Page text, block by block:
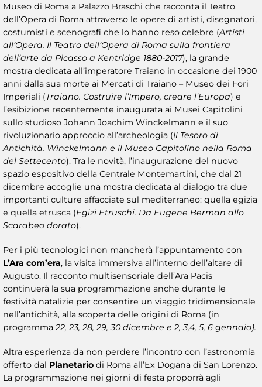
Museo di Roma a Palazzo Braschi che racconta il Teatro
dell’Opera di Roma attraverso le opere di artisti, disegnatori,
costumisti e scenografi che lo hanno reso celebre (Artisti
all’Opera. Il Teatro dell’Opera di Roma sulla frontiera
dell’arte da Picasso a Kentridge 1880-2017), la grande
mostra dedicata all’imperatore Traiano in occasione dei 1900
anni dalla sua morte ai Mercati di Traiano – Museo dei Fori
Imperiali (Traiano. Costruire l’Impero, creare l’Europa) e
l’esibizione recentemente inaugurata ai Musei Capitolini
sullo studioso Johann Joachim Winckelmann e il suo
rivoluzionario approccio all’archeologia (Il Tesoro di
Antichità. Winckelmann e il Museo Capitolino nella Roma
del Settecento). Tra le novità, l’inaugurazione del nuovo
spazio espositivo della Centrale Montemartini, che dal 21
dicembre accoglie una mostra dedicata al dialogo tra due
importanti culture affacciate sul mediterraneo: quella egizia
e quella etrusca (Egizi Etruschi. Da Eugene Berman allo
Scarabeo dorato).
Per i più tecnologici non mancherà l’appuntamento con
L’Ara com’era, la visita immersiva all’interno dell’altare di
Augusto. Il racconto multisensoriale dell’Ara Pacis
continuerà la sua programmazione anche durante le
festività natalizie per consentire un viaggio tridimensionale
nell’antichità, alla scoperta delle origini di Roma (in
programma 22, 23, 28, 29, 30 dicembre e 2, 3,4, 5, 6 gennaio).
Altra esperienza da non perdere l’incontro con l’astronomia
offerto dal Planetario di Roma all’Ex Dogana di San Lorenzo.
La programmazione nei giorni di festa proporrà agli